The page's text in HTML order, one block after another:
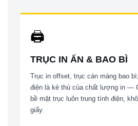
🖨
TRỤC IN ẤN & BAO BÌ
Trục in offset, trục cán màng bao
điện là kẻ thù của chất lượng in —
bề mặt trục luôn trung tính điện,
giấy.